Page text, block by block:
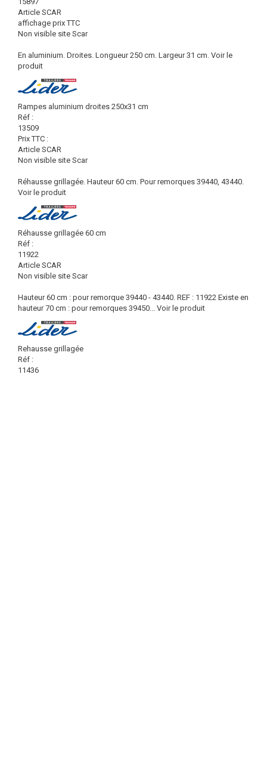
Article SCAR
affichage prix TTC
Non visible site Scar
En aluminium. Droites. Longueur 250 cm. Largeur 31 cm. Voir le
produit
Rampes aluminium droites 250x31 cm
Réf :
13509
Prix TTC :
Article SCAR
Non visible site Scar
Réhausse grillagée. Hauteur 60 cm. Pour remorques 39440, 43440.
Voir le produit
Réhausse grillagée 60 cm
Réf :
11922
Article SCAR
Non visible site Scar
Hauteur 60 cm : pour remorque 39440 - 43440. REF : 11922 Existe en
hauteur 70 cm : pour remorques 39450... Voir le produit
Rehausse grillagée
Réf :
11436